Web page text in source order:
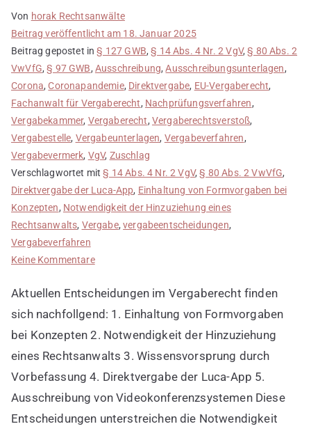
Von horak Rechtsanwälte
Beitrag veröffentlicht am 18. Januar 2025
Beitrag gepostet in§ 127 GWB,§ 14 Abs. 4 Nr. 2 VgV,§ 80 Abs. 2
VwVfG,§ 97 GWB, Ausschreibung,Ausschreibungsunterlagen,
Corona,Coronapandemie, Direktvergabe, EU-Vergaberecht,
Fachanwalt für Vergaberecht, Nachprüfungsverfahren,
Vergabekammer, Vergaberecht, Vergaberechtsverstoß,
Vergabestelle, Vergabeunterlagen, Vergabeverfahren,
Vergabevermerk, VgV, Zuschlag
Verschlagwortet mit§ 14 Abs. 4 Nr. 2 VgV,§ 80 Abs. 2 VwVfG,
Direktvergabe der Luca-App, Einhaltung von Formvorgaben bei
Konzepten, Notwendigkeit der Hinzuziehung eines
Rechtsanwalts, Vergabe,vergabeentscheidungen,
Vergabeverfahren
Keine Kommentarezu
Entscheidungen
im
Vergaberecht
Aktuellen Entscheidungen im Vergaberecht finden
sich nachfollgend: 1. Einhaltung von Formvorgaben
bei Konzepten 2. Notwendigkeit der Hinzuziehung
eines Rechtsanwalts 3. Wissensvorsprung durch
Vorbefassung 4. Direktvergabe der Luca-App 5.
Ausschreibung von Videokonferenzsystemen Diese
Entscheidungen unterstreichen die Notwendigkeit